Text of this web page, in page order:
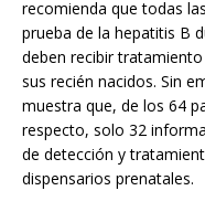
recomienda que todas
prueba de la hepatitis B
deben recibir
sus recién nacidos. Sin
muestra que, de los 64
respecto, solo 32
de detección y
dispensarios prenatales.